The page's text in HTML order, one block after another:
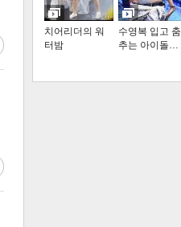
치어리더의 워
터밤
수영복 입고 춤
추는 아이돌…